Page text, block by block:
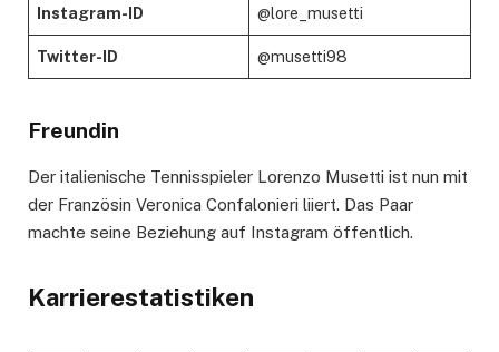
Instagram-ID @lore_musetti
Twitter-ID @musetti98
Freundin
Der italienische Tennisspieler Lorenzo Musetti ist nun mit
der Französin Veronica Confalonieri liiert. Das Paar
machte seine Beziehung auf Instagram öffentlich.
Karrierestatistiken